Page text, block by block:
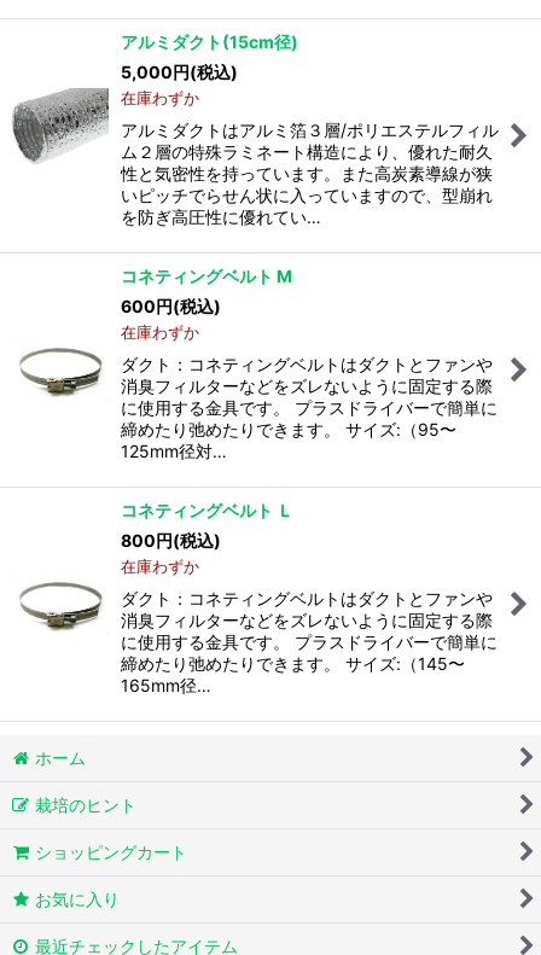
アルミダクト(15cm径)
5,000円(税込)
在庫わずか
アルミダクトはアルミ箔３層/ポリエステルフィル
ム２層の特殊ラミネート構造により、優れた耐久
性と気密性を持っています。また高炭素導線が狭
いピッチでらせん状に入っていますので、型崩れ
を防ぎ高圧性に優れてい…
コネティングベルト M
600円(税込)
在庫わずか
ダクト：コネティングベルトはダクトとファンや
消臭フィルターなどをズレないように固定する際
に使用する金具です。 プラスドライバーで簡単に
締めたり弛めたりできます。 サイズ:（95〜
125mm径対…
コネティングベルト Ｌ
800円(税込)
在庫わずか
ダクト：コネティングベルトはダクトとファンや
消臭フィルターなどをズレないように固定する際
に使用する金具です。 プラスドライバーで簡単に
締めたり弛めたりできます。 サイズ:（145〜
165mm径…
ホーム
栽培のヒント
ショッピングカート
お気に入り
最近チェックしたアイテム